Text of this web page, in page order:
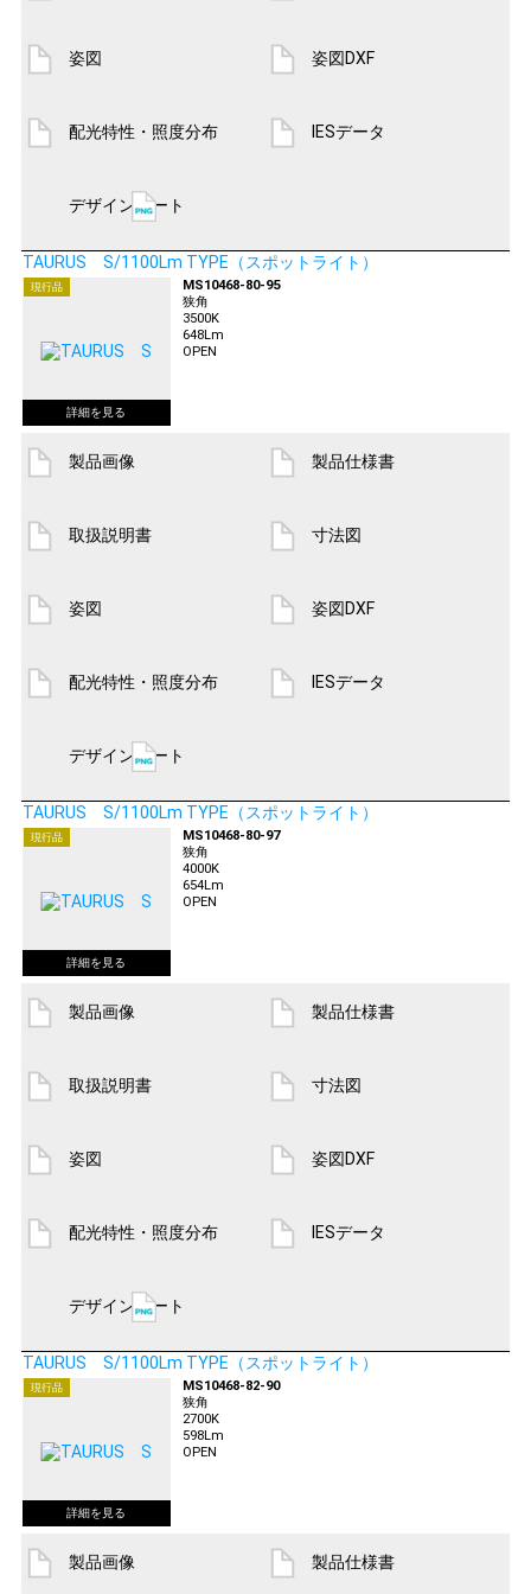
姿図 姿図DXF
配光特性・照度分布 IESデータ
デザインシート
TAURUS S/1100Lm TYPE（スポットライト）
現行品
MS10468-80-95
狭角
3500K
648Lm
OPEN
製品画像 製品仕様書
取扱説明書 寸法図
姿図 姿図DXF
配光特性・照度分布 IESデータ
デザインシート
TAURUS S/1100Lm TYPE（スポットライト）
現行品
MS10468-80-97
狭角
4000K
654Lm
OPEN
製品画像 製品仕様書
取扱説明書 寸法図
姿図 姿図DXF
配光特性・照度分布 IESデータ
デザインシート
TAURUS S/1100Lm TYPE（スポットライト）
現行品
MS10468-82-90
狭角
2700K
598Lm
OPEN
製品画像 製品仕様書